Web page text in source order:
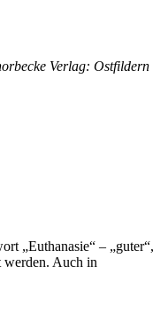
Verlag: Ostfildern
„Euthanasie“ – „guter“,
werden. Auch in